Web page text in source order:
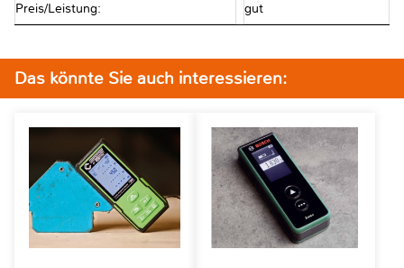
Preis/Leistung: gut
Das könnte Sie auch interessieren: